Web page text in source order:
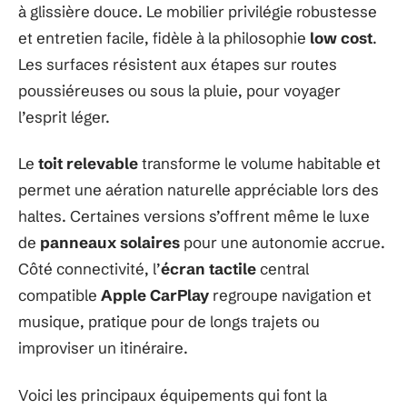
à glissière douce. Le mobilier privilégie robustesse
et entretien facile, fidèle à la philosophie low cost.
Les surfaces résistent aux étapes sur routes
poussiéreuses ou sous la pluie, pour voyager
l’esprit léger.
Le toit relevabletransforme le volume habitable et
permet une aération naturelle appréciable lors des
haltes. Certaines versions s’offrent même le luxe
de panneaux solaires pour une autonomie accrue.
Côté connectivité, l’écran tactilecentral
compatible Apple CarPlay regroupe navigation et
musique, pratique pour de longs trajets ou
improviser un itinéraire.
Voici les principaux équipements qui font la